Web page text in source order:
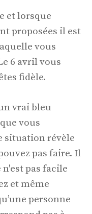
et lorsque
proposées il est
vous
6 avril vous
fidèle.
vrai bleu
vous
situation révèle
pas faire. Il
pas facile
et même
personne